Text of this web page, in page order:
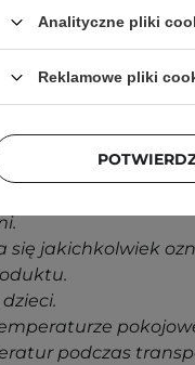
otwarcia.
skórę.
się jakichkolwiek
podczas
Analityczne pliki
Reklamowe pliki